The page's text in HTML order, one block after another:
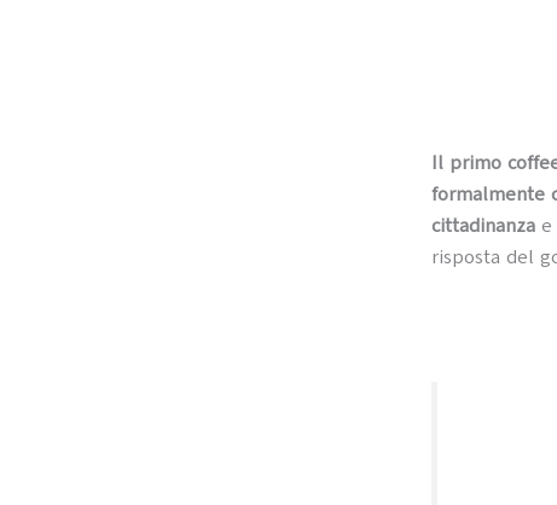
Il primo
formalmente
cittadinanza
risposta del